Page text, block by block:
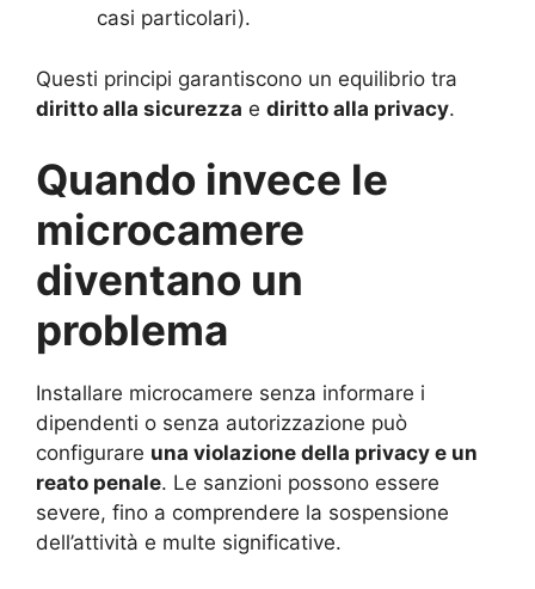
casi particolari).
Questi principi garantiscono un equilibrio tra
diritto alla sicurezza e diritto alla privacy.
Quando invece le
microcamere
diventano un
problema
Installare microcamere senza informare i
dipendenti o senza autorizzazione può
configurare una violazione della privacy e un
reato penale. Le sanzioni possono essere
severe, fino a comprendere la sospensione
dell’attività e multe significative.